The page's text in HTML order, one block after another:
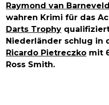
Raymond van Barneveld
wahren Krimi für das
Darts Trophy
Niederländer schlug in
Ricardo Pietreczko mit
Ross Smith.